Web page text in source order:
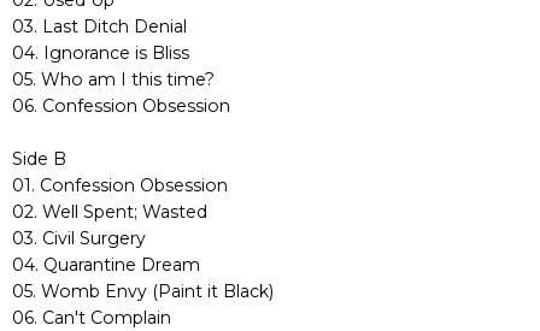
03. Last Ditch Denial
04. Ignorance is Bliss
05. Who am I this time?
06. Confession Obsession
Side B
01. Confession Obsession
02. Well Spent; Wasted
03. Civil Surgery
04. Quarantine Dream
05. Womb Envy (Paint it Black)
06. Can't Complain